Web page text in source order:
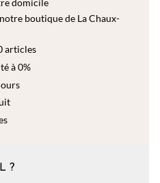
boutique de La Chaux-
articles
à 0%
?